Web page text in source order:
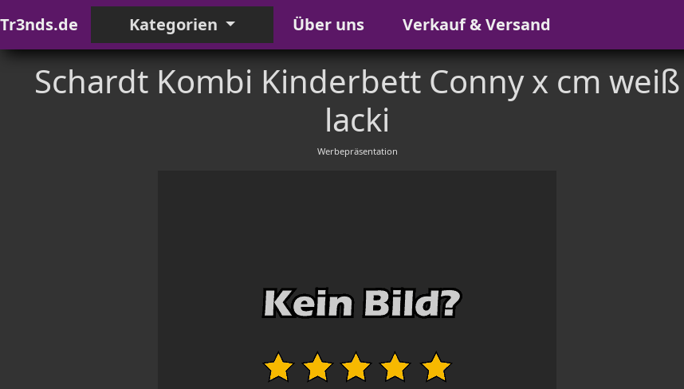
Tr3nds.de Kategorien Über uns Verkauf & Versand
Schardt Kombi Kinderbett Conny x cm weiß
lacki
Werbepräsentation